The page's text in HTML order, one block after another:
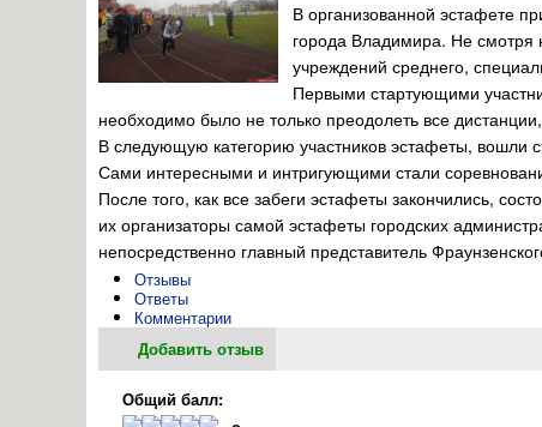
В организованной эстафете
города Владимира. Не смотря
учреждений среднего,
Первыми стартующими
необходимо было не только преодолеть все
В следующую категорию участников эстафеты, вошли
Сами интересными и интригующими стали
После того, как все забеги эстафеты закончились,
их организаторы самой эстафеты городских
непосредственно главный представитель
Отзывы
Ответы
Комментарии
Добавить отзыв
Общий балл: